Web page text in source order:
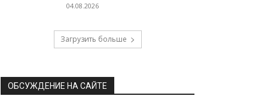
04.08.2026
Загрузить больше
ОБСУЖДЕНИЕ НА САЙТЕ